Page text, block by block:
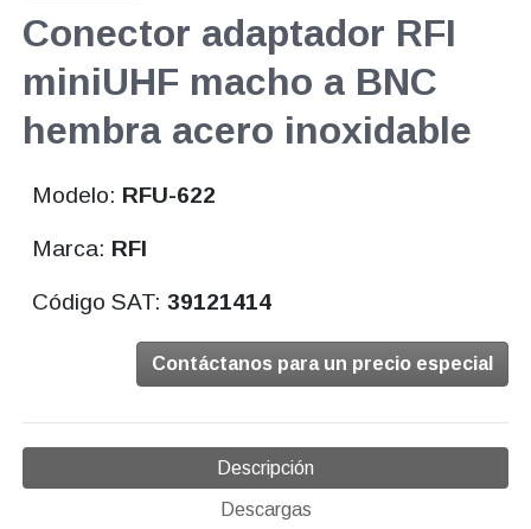
Conector adaptador RFI
miniUHF macho a BNC
hembra acero inoxidable
Modelo: RFU-622
Marca: RFI
Código SAT:39121414
Contáctanos para un precio especial
Descripción
Descargas